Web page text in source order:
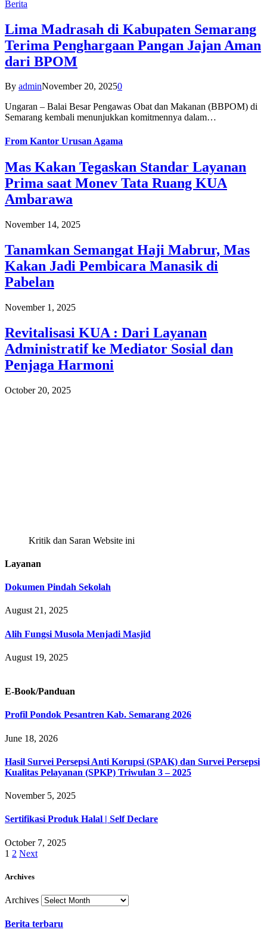
Berita
Lima Madrasah di Kabupaten Semarang
Terima Penghargaan Pangan Jajan Aman
dari BPOM
By adminNovember 20, 20250
Ungaran – Balai Besar Pengawas Obat dan Makanan (BBPOM) di
Semarang kembali menunjukkan komitmennya dalam…
From Kantor Urusan Agama
Mas Kakan Tegaskan Standar Layanan
Prima saat Monev Tata Ruang KUA
Ambarawa
November 14, 2025
Tanamkan Semangat Haji Mabrur, Mas
Kakan Jadi Pembicara Manasik di
Pabelan
November 1, 2025
Revitalisasi KUA : Dari Layanan
Administratif ke Mediator Sosial dan
Penjaga Harmoni
October 20, 2025
Kritik dan Saran Website ini
Layanan
Dokumen Pindah Sekolah
August 21, 2025
Alih Fungsi Musola Menjadi Masjid
August 19, 2025
E-Book/Panduan
Profil Pondok Pesantren Kab. Semarang 2026
June 18, 2026
Hasil Survei Persepsi Anti Korupsi (SPAK) dan Survei Persepsi
Kualitas Pelayanan (SPKP) Triwulan 3 – 2025
November 5, 2025
Sertifikasi Produk Halal | Self Declare
October 7, 2025
1 2 Next
Archives
Archives
Berita terbaru